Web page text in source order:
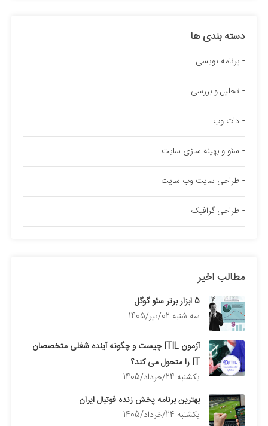
دسته بندی ها
برنامه نویسی
تحلیل و بررسی
دات وب
سئو و بهینه سازی سایت
طراحی سایت وب سایت
طراحی گرافیک
مطالب اخیر
5 ابزار برتر سئو گوگل
سه شنبه 02/تیر/1405
آزمون ITIL چیست و چگونه آینده شغلی متخصصان
IT را متحول می کند؟
يكشنبه 24/خرداد/1405
بهترین برنامه پخش زنده فوتبال ایران
يكشنبه 24/خرداد/1405